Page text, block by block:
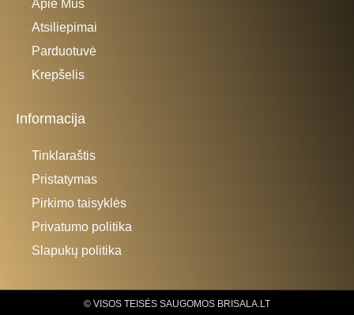
Apie Mus
Atsiliepimai
Parduotuvė
Krepšelis
Informacija
Tinklaraštis
Pristatymas
Pirkimo taisyklės
Privatumo politika
Slapukų politika
© VISOS TEISĖS SAUGOMOS BRISALA.LT